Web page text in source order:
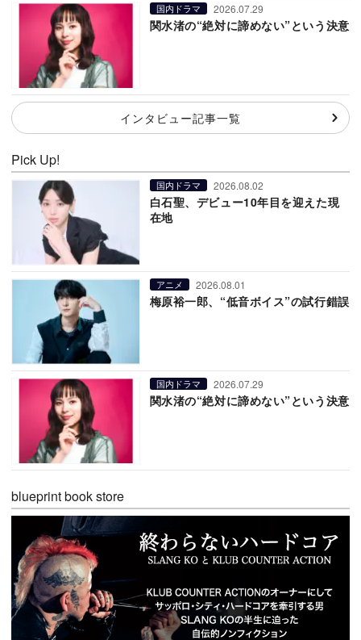
国内ドラマ 2026.07.29
関水渚の“絶対に諦めない”という決意
インタビュー記事一覧
Pick Up!
国内ドラマ 2026.08.02
白石聖、デビュー10年目を迎えた現
在地
アニメ 2026.08.01
梅原裕一郎、“低音ボイス”の試行錯誤
国内ドラマ 2026.07.29
関水渚の“絶対に諦めない”という決意
blueprint book store